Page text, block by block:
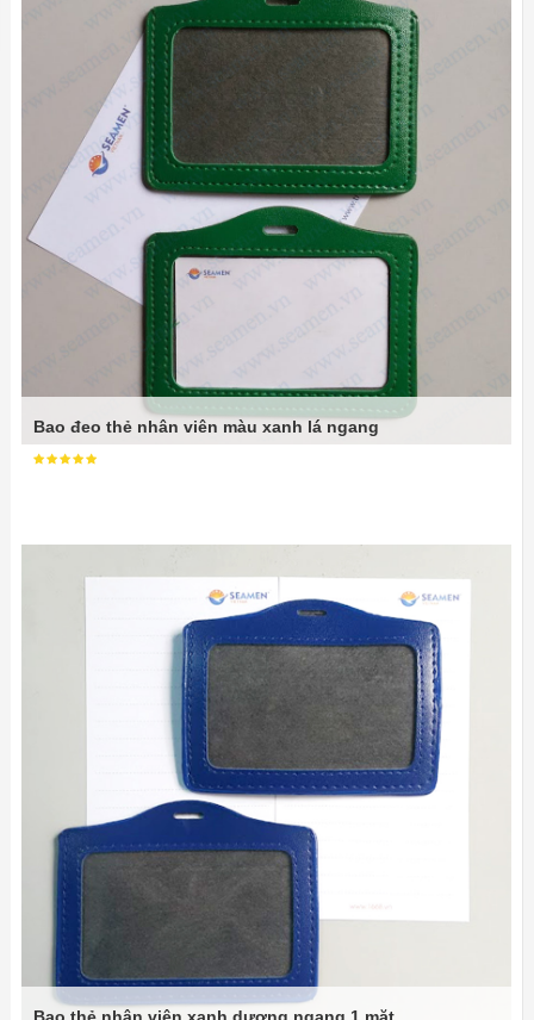
Bao đeo thẻ nhân viên màu xanh lá ngang